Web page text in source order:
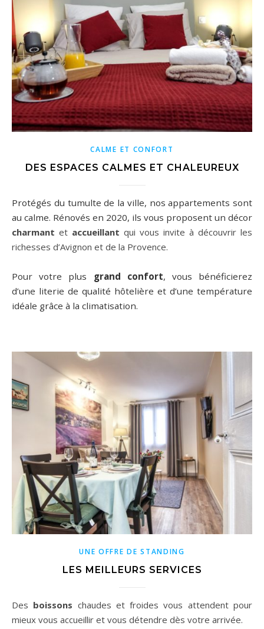
CALME ET CONFORT
DES ESPACES CALMES ET CHALEUREUX
Protégés du tumulte de la ville, nos appartements sont
au calme. Rénovés en 2020, ils vous proposent un décor
charmant et accueillant qui vous invite à découvrir les
richesses d’Avignon et de la Provence.
Pour votre plus grand confort, vous bénéficierez
d’une literie de qualité hôtelière et d’une température
idéale grâce à la climatisation.
UNE OFFRE DE STANDING
LES MEILLEURS SERVICES
Des boissons chaudes et froides vous attendent pour
mieux vous accueillir et vous détendre dès votre arrivée.